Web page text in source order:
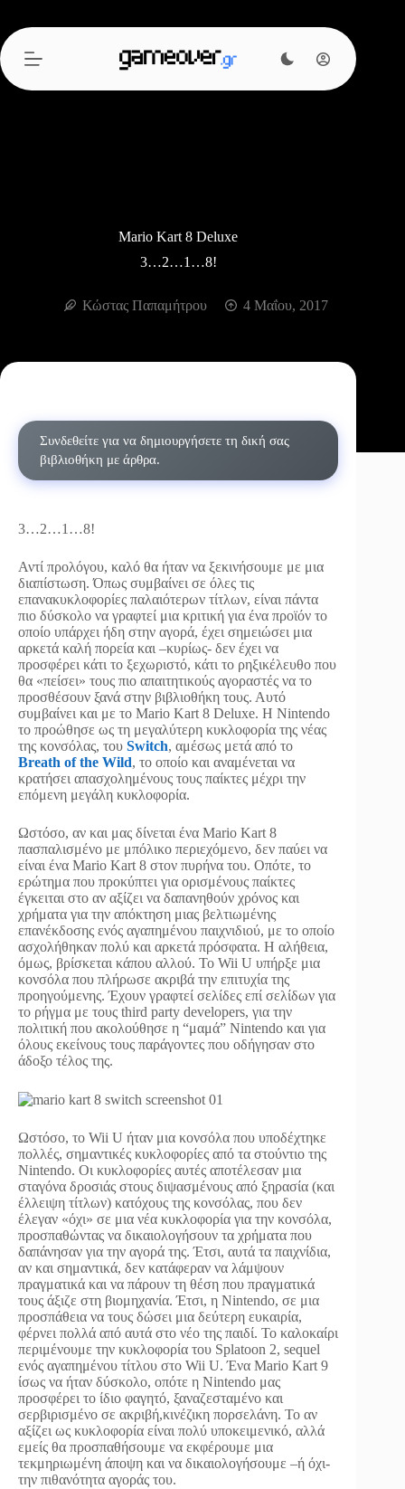
περιεχόμενο
Mario Kart 8 Deluxe
3…2…1…8!
Κώστας Παπαμήτρου 4 Μαΐου, 2017
Συνδεθείτε για να δημιουργήσετε τη δική σας
βιβλιοθήκη με άρθρα.
3…2…1…8!
Αντί προλόγου, καλό θα ήταν να ξεκινήσουμε με μια
διαπίστωση. Όπως συμβαίνει σε όλες τις
επανακυκλοφορίες παλαιότερων τίτλων, είναι πάντα
πιο δύσκολο να γραφτεί μια κριτική για ένα προϊόν το
οποίο υπάρχει ήδη στην αγορά, έχει σημειώσει μια
αρκετά καλή πορεία και –κυρίως- δεν έχει να
προσφέρει κάτι το ξεχωριστό, κάτι το ρηξικέλευθο που
θα «πείσει» τους πιο απαιτητικούς αγοραστές να το
προσθέσουν ξανά στην βιβλιοθήκη τους. Αυτό
συμβαίνει και με το Mario Kart 8 Deluxe. Η Nintendo
το προώθησε ως τη μεγαλύτερη κυκλοφορία της νέας
της κονσόλας, του Switch, αμέσως μετά από το
Breath of the Wild, το οποίο και αναμένεται να
κρατήσει απασχολημένους τους παίκτες μέχρι την
επόμενη μεγάλη κυκλοφορία.
Ωστόσο, αν και μας δίνεται ένα Mario Kart 8
πασπαλισμένο με μπόλικο περιεχόμενο, δεν παύει να
είναι ένα Mario Kart 8 στον πυρήνα του. Οπότε, το
ερώτημα που προκύπτει για ορισμένους παίκτες
έγκειται στο αν αξίζει να δαπανηθούν χρόνος και
χρήματα για την απόκτηση μιας βελτιωμένης
επανέκδοσης ενός αγαπημένου παιχνιδιού, με το οποίο
ασχολήθηκαν πολύ και αρκετά πρόσφατα. Η αλήθεια,
όμως, βρίσκεται κάπου αλλού. Το Wii U υπήρξε μια
κονσόλα που πλήρωσε ακριβά την επιτυχία της
προηγούμενης. Έχουν γραφτεί σελίδες επί σελίδων για
το ρήγμα με τους third party developers, για την
πολιτική που ακολούθησε η “μαμά” Nintendo και για
όλους εκείνους τους παράγοντες που οδήγησαν στο
άδοξο τέλος της.
Ωστόσο, το Wii U ήταν μια κονσόλα που υποδέχτηκε
πολλές, σημαντικές κυκλοφορίες από τα στούντιο της
Nintendo. Οι κυκλοφορίες αυτές αποτέλεσαν μια
σταγόνα δροσιάς στους διψασμένους από ξηρασία (και
έλλειψη τίτλων) κατόχους της κονσόλας, που δεν
έλεγαν «όχι» σε μια νέα κυκλοφορία για την κονσόλα,
προσπαθώντας να δικαιολογήσουν τα χρήματα που
δαπάνησαν για την αγορά της. Έτσι, αυτά τα παιχνίδια,
αν και σημαντικά, δεν κατάφεραν να λάμψουν
πραγματικά και να πάρουν τη θέση που πραγματικά
τους άξιζε στη βιομηχανία. Έτσι, η Nintendo, σε μια
προσπάθεια να τους δώσει μια δεύτερη ευκαιρία,
φέρνει πολλά από αυτά στο νέο της παιδί. Το καλοκαίρι
περιμένουμε την κυκλοφορία του Splatoon 2, sequel
ενός αγαπημένου τίτλου στο Wii U. Ένα Mario Kart 9
ίσως να ήταν δύσκολο, οπότε η Nintendo μας
προσφέρει το ίδιο φαγητό, ξαναζεσταμένο και
σερβιρισμένο σε ακριβή,κινέζικη πορσελάνη. Το αν
αξίζει ως κυκλοφορία είναι πολύ υποκειμενικό, αλλά
εμείς θα προσπαθήσουμε να εκφέρουμε μια
τεκμηριωμένη άποψη και να δικαιολογήσουμε –ή όχι-
την πιθανότητα αγοράς του.